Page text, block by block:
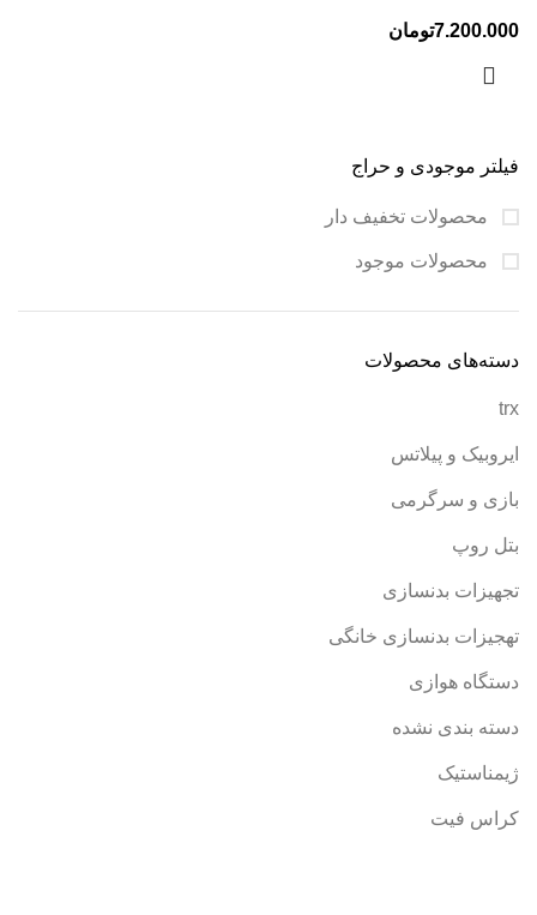
فیلتر موجودی و حراج
محصولات تخفیف دار
محصولات موجود
دسته‌های محصولات
trx
ایروبیک و پیلاتس
بازی و سرگرمی
بتل روپ
تجهیزات بدنسازی
تهجیزات بدنسازی خانگی
دستگاه هوازی
دسته بندی نشده
ژیمناستیک
کراس فیت
تومان7.200.000